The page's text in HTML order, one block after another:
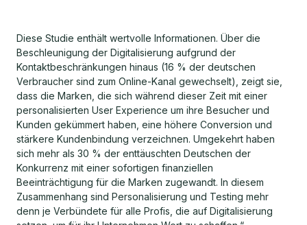
Diese Studie enthält wertvolle Informationen. Über die
Beschleunigung der Digitalisierung aufgrund der
Kontaktbeschränkungen hinaus (16 % der deutschen
Verbraucher sind zum Online-Kanal gewechselt), zeigt sie,
dass die Marken, die sich während dieser Zeit mit einer
personalisierten User Experience um ihre Besucher und
Kunden gekümmert haben, eine höhere Conversion und
stärkere Kundenbindung verzeichnen. Umgekehrt haben
sich mehr als 30 % der enttäuschten Deutschen der
Konkurrenz mit einer sofortigen finanziellen
Beeinträchtigung für die Marken zugewandt. In diesem
Zusammenhang sind Personalisierung und Testing mehr
denn je Verbündete für alle Profis, die auf Digitalisierung